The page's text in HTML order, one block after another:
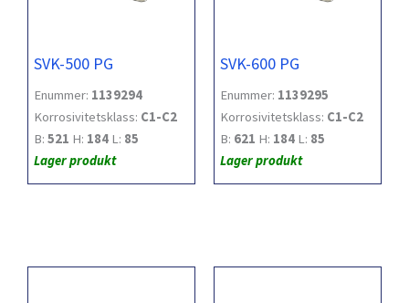
SVK-500 PG
Enummer: 1139294
Korrosivitetsklass: C1-C2
B: 521 H: 184 L: 85
Lager produkt
SVK-600 PG
Enummer: 1139295
Korrosivitetsklass: C1-C2
B: 621 H: 184 L: 85
Lager produkt